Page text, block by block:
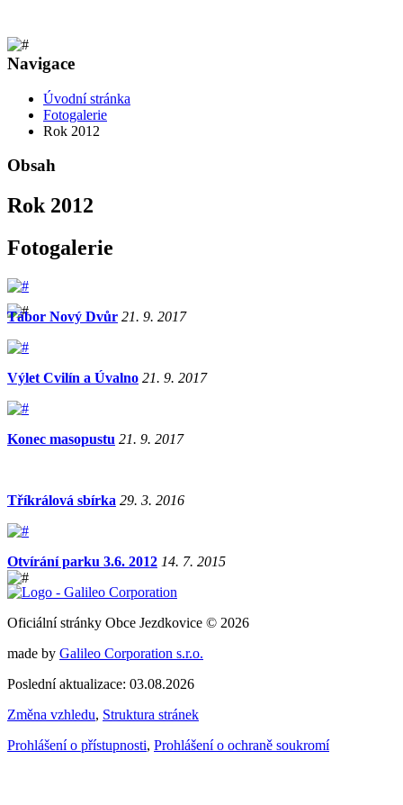
Navigace
Úvodní stránka
Fotogalerie
Rok 2012
Obsah
Rok 2012
Fotogalerie
Tábor Nový Dvůr 21. 9. 2017
Výlet Cvilín a Úvalno 21. 9. 2017
Konec masopustu 21. 9. 2017
Tříkrálová sbírka 29. 3. 2016
Otvírání parku 3.6. 2012 14. 7. 2015
Oficiální stránky Obce Jezdkovice © 2026
made by Galileo Corporation s.r.o.
Poslední aktualizace: 03.08.2026
Změna vzhledu, Struktura stránek
Prohlášení o přístupnosti, Prohlášení o ochraně soukromí